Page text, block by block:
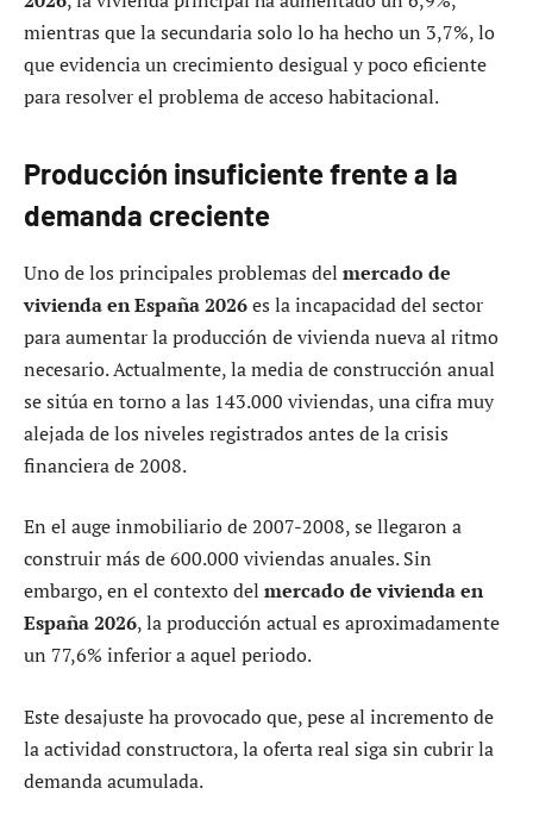
mientras que la secundaria solo lo ha hecho un 3,7%, lo
que evidencia un crecimiento desigual y poco eficiente
para resolver el problema de acceso habitacional.
Producción insuficiente frente a la
demanda creciente
Uno de los principales problemas del mercado de
vivienda en España 2026es la incapacidad del sector
para aumentar la producción de vivienda nueva al ritmo
necesario. Actualmente, la media de construcción anual
se sitúa en torno a las 143.000 viviendas, una cifra muy
alejada de los niveles registrados antes de la crisis
financiera de 2008.
En el auge inmobiliario de 2007-2008, se llegaron a
construir más de 600.000 viviendas anuales. Sin
embargo, en el contexto del mercado de vivienda en
España 2026, la producción actual es aproximadamente
un 77,6% inferior a aquel periodo.
Este desajuste ha provocado que, pese al incremento de
la actividad constructora, la oferta real siga sin cubrir la
demanda acumulada.